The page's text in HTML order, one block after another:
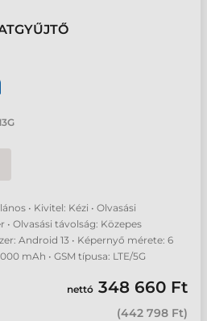
• Kivitel: Kézi • Olvasási
Olvasási távolság: Közepes
Android 13 • Képernyő mérete: 6
mAh • GSM típusa: LTE/5G
nettó 348 660 Ft
(442 798 Ft)